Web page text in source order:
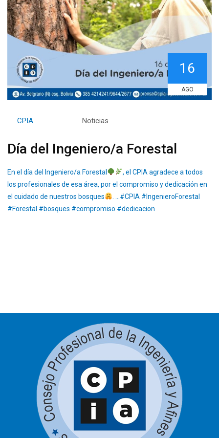
16
AGO
CPIA Noticias
Día del Ingeniero/a Forestal
En el día del Ingeniero/a Forestal
, el CPIA agradece a todos
los profesionales de esa área, por el compromiso y dedicación en
el cuidado de nuestros bosques
. …#CPIA #IngenieroForestal
#Forestal #bosques #compromiso #dedicacion